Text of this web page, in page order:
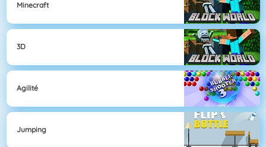
Minecraft
3D
Agilité
Jumping